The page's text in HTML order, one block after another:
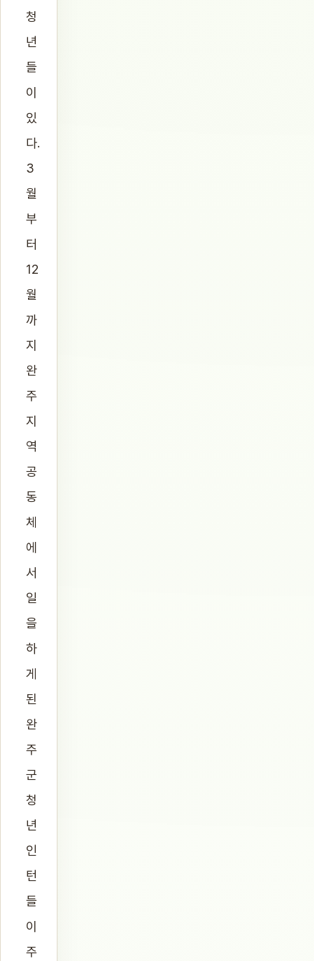
청
년
들
이
있
다.
3
월
부
터
12
월
까
지
완
주
지
역
공
동
체
에
서
일
을
하
게
된
완
주
군
청
년
인
턴
들
이
주